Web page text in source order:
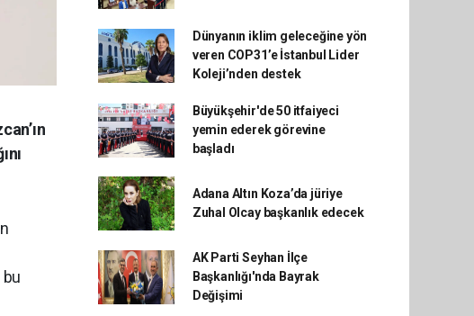
Dünyanın iklim geleceğine yön
veren COP31’e İstanbul Lider
Koleji’nden destek
Büyükşehir'de 50 itfaiyeci
yemin ederek görevine
başladı
Adana Altın Koza’da jüriye
Zuhal Olcay başkanlık edecek
AK Parti Seyhan İlçe
Başkanlığı'nda Bayrak
Değişimi